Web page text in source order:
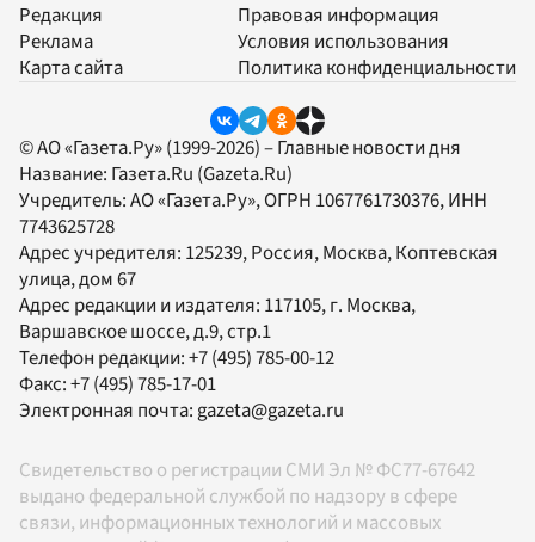
Редакция
Реклама
Карта сайта
Правовая информация
Условия использования
Политика конфиденциальности
© АО «Газета.Ру» (1999-2026) – Главные новости дня
Название: Газета.Ru (Gazeta.Ru)
Учредитель:АО «Газета.Ру», ОГРН 1067761730376, ИНН
7743625728
Адрес учредителя: 125239, Россия, Москва, Коптевская
улица, дом 67
Адрес редакции и издателя: 117105, г. Москва,
Варшавское шоссе, д.9, стр.1
Телефон редакции:+7 (495) 785-00-12
Факс:+7 (495) 785-17-01
Электронная почта: gazeta@gazeta.ru
Свидетельство о регистрации СМИ Эл № ФС77-67642
выдано федеральной службой по надзору в сфере
связи, информационных технологий и массовых